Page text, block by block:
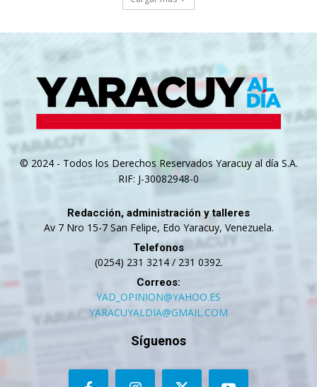
© 2024 - Todos los Derechos Reservados Yaracuy al día S.A.
RIF: J-30082948-0
Redacción, administración y talleres
Av 7 Nro 15-7 San Felipe, Edo Yaracuy, Venezuela.
Telefonos
(0254) 231 3214 / 231 0392.
Correos:
YAD_OPINION@YAHOO.ES
YARACUYALDIA@GMAIL.COM
Síguenos